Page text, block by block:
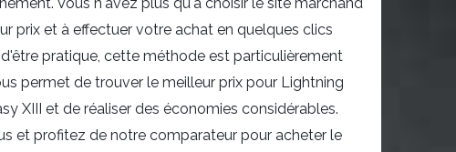
prix et à effectuer votre achat en quelques clics
pratique, cette méthode est particulièrement
permet de trouver le meilleur prix pour Lightning
XIII et de réaliser des économies considérables.
et profitez de notre comparateur pour acheter le